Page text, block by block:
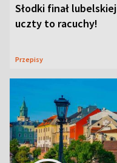
Słodki finał lubelskiej
uczty to racuchy!
Przepisy